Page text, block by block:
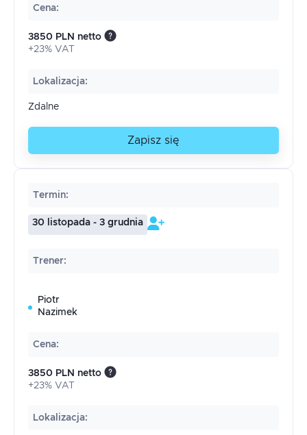
Cena:
3850 PLN netto
+23% VAT
Lokalizacja:
Zdalne
Zapisz się
Termin:
30 listopada - 3 grudnia
Trener:
Piotr
Nazimek
Cena:
3850 PLN netto
+23% VAT
Lokalizacja: